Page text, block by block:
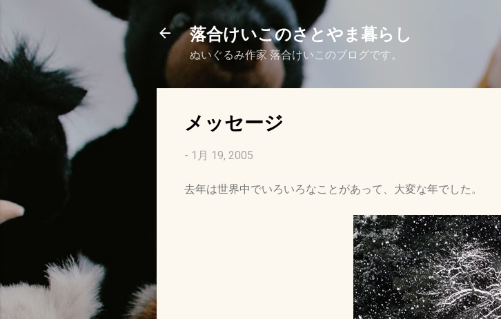
スキップしてメイン コン
落合けいこのさとやま暮らし
ぬいぐるみ作家 落合けいこのブログです。
メッセージ
- 1月 19, 2005
去年は世界中でいろいろなことがあって、大変な年でした。